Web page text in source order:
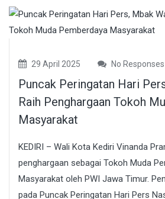
29 April 2025 No Responses
Puncak Peringatan Hari
Raih Penghargaan Tokoh
Masyarakat
KEDIRI – Wali Kota Kediri Vinanda
penghargaan sebagai Tokoh Muda
Masyarakat oleh PWI Jawa Timur.
pada Puncak Peringatan Hari Pers